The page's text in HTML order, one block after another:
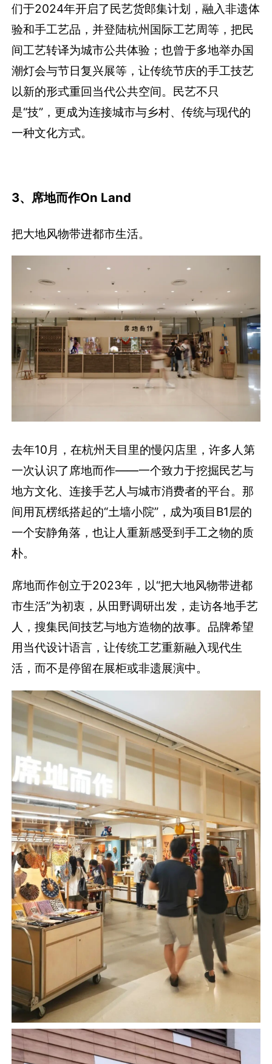
们于2024年开启了民艺货郎集计划，融入非遗体
验和手工艺品，并登陆杭州国际工艺周等，把民
间工艺转译为城市公共体验；也曾于多地举办国
潮灯会与节日复兴展等，让传统节庆的手工技艺
以新的形式重回当代公共空间。民艺不只
是“技”，更成为连接城市与乡村、传统与现代的
一种文化方式。
3、席地而作On Land
把大地风物带进都市生活。
去年10月，在杭州天目里的慢闪店里，许多人第
一次认识了席地而作——一个致力于挖掘民艺与
地方文化、连接手艺人与城市消费者的平台。那
间用瓦楞纸搭起的“土墙小院”，成为项目B1层的
一个安静角落，也让人重新感受到手工之物的质
朴。
席地而作创立于2023年，以“把大地风物带进都
市生活”为初衷，从田野调研出发，走访各地手艺
人，搜集民间技艺与地方造物的故事。品牌希望
用当代设计语言，让传统工艺重新融入现代生
活，而不是停留在展柜或非遗展演中。